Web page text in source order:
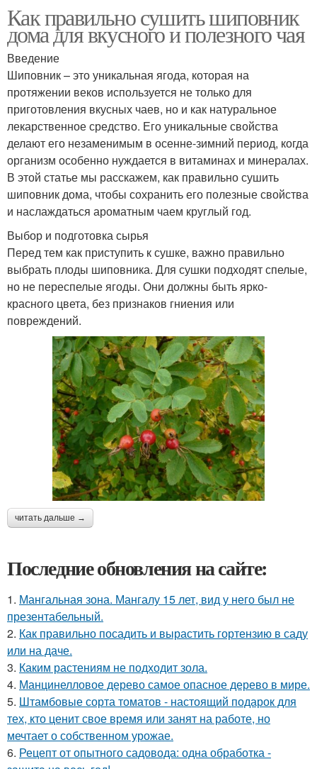
Как правильно сушить шиповник
дома для вкусного и полезного чая
Введение
Шиповник – это уникальная ягода, которая на
протяжении веков используется не только для
приготовления вкусных чаев, но и как натуральное
лекарственное средство. Его уникальные свойства
делают его незаменимым в осенне-зимний период, когда
организм особенно нуждается в витаминах и минералах.
В этой статье мы расскажем, как правильно сушить
шиповник дома, чтобы сохранить его полезные свойства
и наслаждаться ароматным чаем круглый год.
Выбор и подготовка сырья
Перед тем как приступить к сушке, важно правильно
выбрать плоды шиповника. Для сушки подходят спелые,
но не переспелые ягоды. Они должны быть ярко-
красного цвета, без признаков гниения или
повреждений.
читать дальше →
Последние обновления на сайте:
1. Мангальная зона. Мангалу 15 лет, вид у него был не
презентабельный.
2. Как правильно посадить и вырастить гортензию в саду
или на даче.
3. Каким растениям не подходит зола.
4. Манцинелловое дерево самое опасное дерево в мире.
5. Штамбовые сорта томатов - настоящий подарок для
тех, кто ценит свое время или занят на работе, но
мечтает о собственном урожае.
6. Рецепт от опытного садовода: одна обработка -